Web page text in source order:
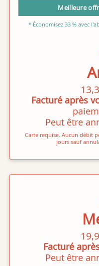
Meilleure
* Économisez 33 % avec
Facturé après
Peut être
Carte requise. Aucun débit
jours sauf
Facturé
Peut être